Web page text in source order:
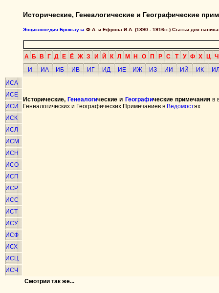
Исторические, Генеалогические и Географические
Энциклопедия Брокгауза Ф.А. и Ефрона И.А. (1890 - 1916гг.) Статьи для
А Б В Г Д Е Ё Ж З И Й К Л М Н О П Р С Т У Ф Х Ц Ч
И
ИА ИБ ИВ ИГ ИД ИЕ ИЖ ИЗ ИИ ИЙ ИК
ИСА
ИСЕ
ИСИ
ИСК
ИСЛ
ИСМ
ИСН
ИСО
ИСП
ИСР
ИСС
ИСТ
ИСУ
ИСФ
ИСХ
ИСЦ
ИСЧ
Исторические, Генеалогические и Географические примечанияв
Генеалогических и Географических Примечаниев в Ведомостях.
Смотрии так же...